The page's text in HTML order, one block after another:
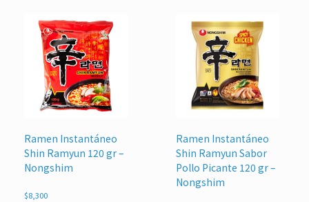
Ramen Instantáneo
Shin Ramyun 120 gr –
Nongshim
$8,300
Ramen Instantáneo
Shin Ramyun Sabor
Pollo Picante 120 gr –
Nongshim